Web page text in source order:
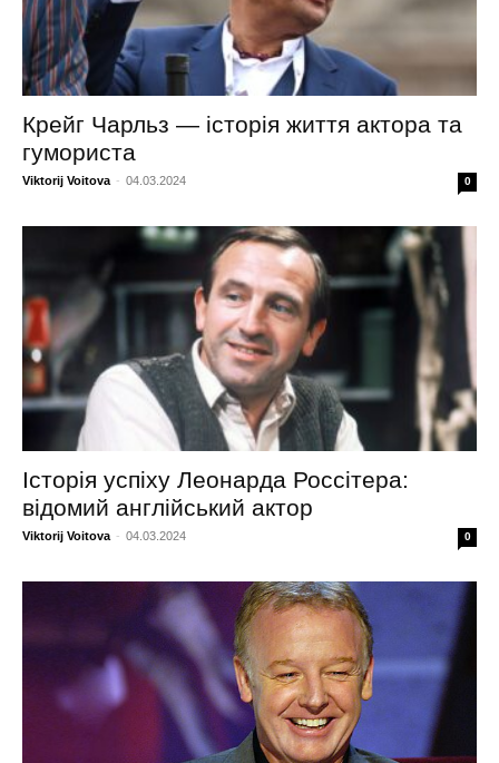
Крейг Чарльз — історія життя актора та
гумориста
Viktorij Voitova - 04.03.2024 0
Історія успіху Леонарда Россітера:
відомий англійський актор
Viktorij Voitova - 04.03.2024 0